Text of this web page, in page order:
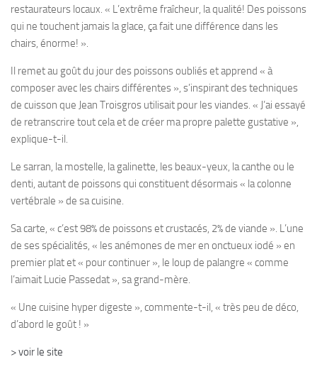
restaurateurs locaux. « L’extrême fraîcheur, la qualité! Des poissons
qui ne touchent jamais la glace, ça fait une différence dans les
chairs, énorme! ».
Il remet au goût du jour des poissons oubliés et apprend « à
composer avec les chairs différentes », s’inspirant des techniques
de cuisson que Jean Troisgros utilisait pour les viandes. « J’ai essayé
de retranscrire tout cela et de créer ma propre palette gustative »,
explique-t-il.
Le sarran, la mostelle, la galinette, les beaux-yeux, la canthe ou le
denti, autant de poissons qui constituent désormais « la colonne
vertébrale » de sa cuisine.
Sa carte, « c’est 98% de poissons et crustacés, 2% de viande ». L’une
de ses spécialités, « les anémones de mer en onctueux iodé » en
premier plat et « pour continuer », le loup de palangre « comme
l’aimait Lucie Passedat », sa grand-mère.
« Une cuisine hyper digeste », commente-t-il, « très peu de déco,
d’abord le goût ! »
> voir le site